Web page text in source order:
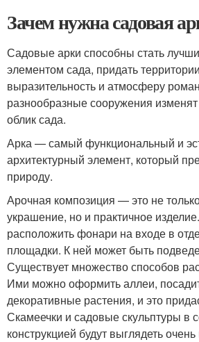
Зачем нужна садовая
Садовые арки способны стать
элементом сада, придать
выразительность и атмосферу
разнообразные сооружения
облик сада.
Арка — самый функциональный и
архитектурный элемент, который
природу.
Арочная композиция — это не
украшение, но и практичное
расположить фонари на входе в
площадки. К ней может быть
Существует множество способов
Ими можно оформить аллеи,
декоративные растения, и это
Скамеечки и садовые скульптуры в
конструкцией будут выглядеть